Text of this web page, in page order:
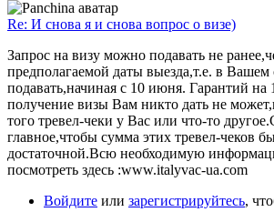
Re: И снова я и снова вопрос о визе)
Запрос на визу можно подавать не
предполагаемой даты выезда,т.е. в
подавать,начиная с 10 июня. Гарантий на
получение визы Вам никто дать не
того тревел-чеки у Вас или что-то
главное,чтобы сумма этих тревел-чеков
достаточной.Всю необходимую
посмотреть здесь :www.italyvac-ua.com
Войдите или зарегистрируйтесь,